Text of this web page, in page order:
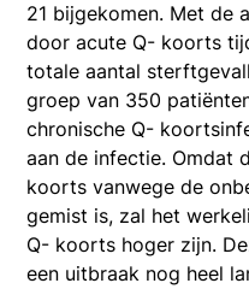
21 bijgekomen. Met de
door acute Q- koorts
totale aantal
groep van 350
chronische Q-
aan de infectie. Omdat
koorts vanwege de
gemist is, zal het
Q- koorts hoger zijn.
een uitbraak nog heel